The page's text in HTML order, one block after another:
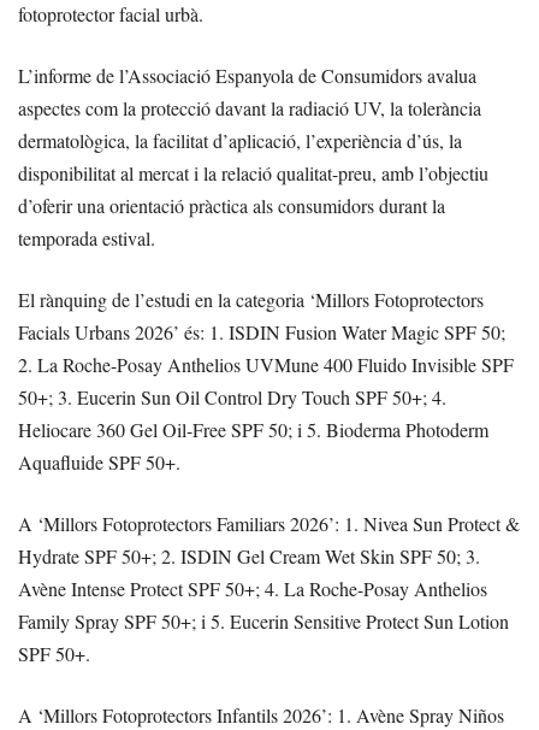
fotoprotector facial urbà.
L’informe de l’Associació Espanyola de Consumidors avalua
aspectes com la protecció davant la radiació UV, la tolerància
dermatològica, la facilitat d’aplicació, l’experiència d’ús, la
disponibilitat al mercat i la relació qualitat-preu, amb l’objectiu
d’oferir una orientació pràctica als consumidors durant la
temporada estival.
El rànquing de l’estudi en la categoria ‘Millors Fotoprotectors
Facials Urbans 2026’ és: 1. ISDIN Fusion Water Magic SPF 50;
2. La Roche-Posay Anthelios UVMune 400 Fluido Invisible SPF
50+; 3. Eucerin Sun Oil Control Dry Touch SPF 50+; 4.
Heliocare 360 Gel Oil-Free SPF 50; i 5. Bioderma Photoderm
Aquafluide SPF 50+.
A ‘Millors Fotoprotectors Familiars 2026’: 1. Nivea Sun Protect &
Hydrate SPF 50+; 2. ISDIN Gel Cream Wet Skin SPF 50; 3.
Avène Intense Protect SPF 50+; 4. La Roche-Posay Anthelios
Family Spray SPF 50+; i 5. Eucerin Sensitive Protect Sun Lotion
SPF 50+.
A ‘Millors Fotoprotectors Infantils 2026’: 1. Avène Spray Niños